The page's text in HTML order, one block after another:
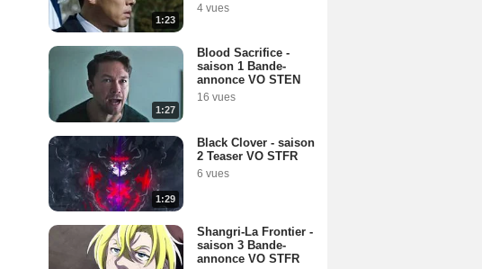
1:23
4 vues
1:27
Blood Sacrifice -
saison 1 Bande-
annonce VO STEN
16 vues
1:29
Black Clover - saison
2 Teaser VO STFR
6 vues
Shangri-La Frontier -
saison 3 Bande-
annonce VO STFR